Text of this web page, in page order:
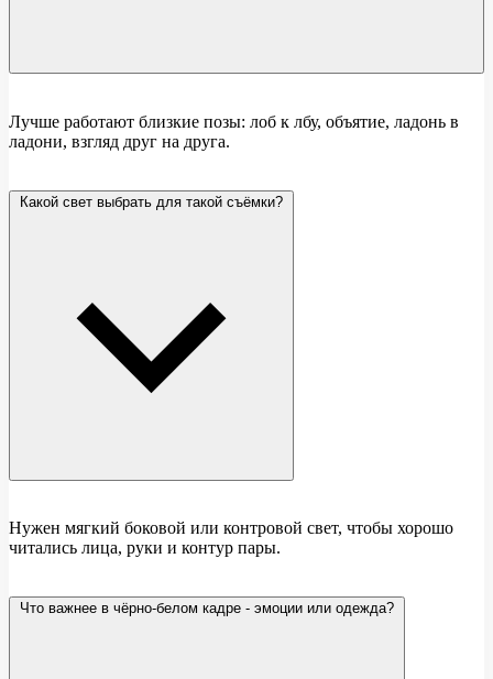
Лучше работают близкие позы: лоб к лбу, объятие, ладонь в
ладони, взгляд друг на друга.
Какой свет выбрать для такой съёмки?
Нужен мягкий боковой или контровой свет, чтобы хорошо
читались лица, руки и контур пары.
Что важнее в чёрно-белом кадре - эмоции или одежда?